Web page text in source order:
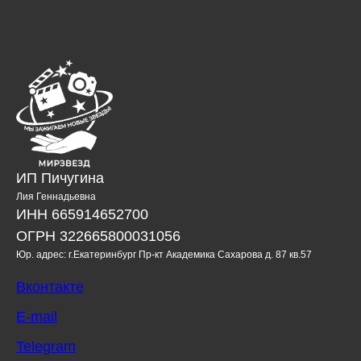
ИП Пичугина
Лия Геннадьевна
ИНН 665914652700
ОГРН 322665800031056
Юр. адрес: г.Екатеринбург Пр-кт Академика Сахарова д. 87 кв.57
Вконтакте
E-mail
Telegram